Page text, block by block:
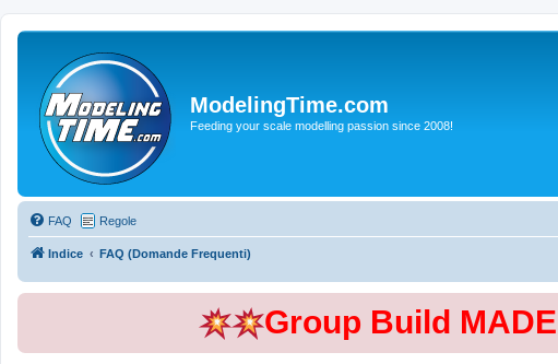
ModelingTime.com
Feeding your scale modelling passion since 2008!
FAQ Regole
Indice FAQ (Domande Frequenti)
Group Build